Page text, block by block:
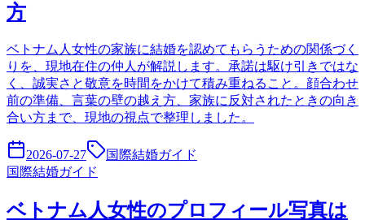
方
ベトナム人女性の家族に結婚を認めてもらうための関係づく
りを、現地在住の仲人が解説します。承諾は駆け引きではな
く、誠実さと敬意を時間をかけて積み重ねること。顔合わせ
前の準備、言葉の壁の越え方、家族に反対されたときの向き
合い方まで、現地の視点で整理しました。
2026-07-27
国際結婚ガイド
国際結婚ガイド
ベトナム人女性のプロフィール写真は